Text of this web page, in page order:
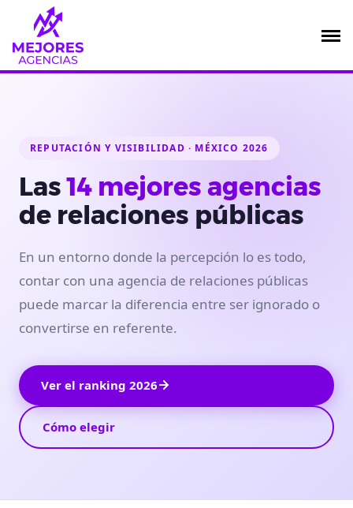
contenido
REPUTACIÓN Y VISIBILIDAD · MÉXICO 2026
Las14 mejores agencias
de relaciones públicas
En un entorno donde la percepción lo es todo,
contar con una agencia de relaciones públicas
puede marcar la diferencia entre ser ignorado o
convertirse en referente.
Ver el ranking 2026
Cómo elegir